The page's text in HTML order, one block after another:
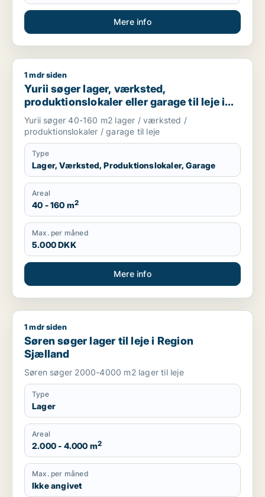
Mere info
Yurii søger lager, værksted, produktionslokaler eller garage
1 mdr siden
Yurii søger lager, værksted,
produktionslokaler eller garage til leje i
Region Sjælland
Yurii søger 40-160 m2 lager / værksted /
produktionslokaler / garage til leje
Type
Lager, Værksted, Produktionslokaler, Garage
Areal
40 - 160 m2
Max. per måned
5.000 DKK
Mere info
Søren søger lager til leje i Region Sjælland
1 mdr siden
Søren søger lager til leje i Region
Sjælland
Søren søger 2000-4000 m2 lager til leje
Type
Lager
Areal
2.000 - 4.000 m2
Max. per måned
Ikke angivet